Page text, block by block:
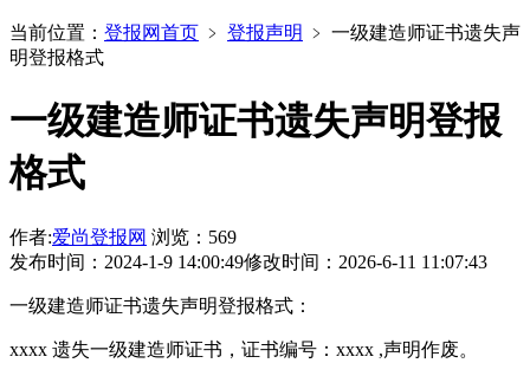
当前位置： 登报网首页 ﹥ 登报声明 ﹥ 一级建造师证书遗失声
明登报格式
一级建造师证书遗失声明登报
格式
作者:爱尚登报网 浏览：569
发布时间：2024-1-9 14:00:49修改时间：2026-6-11 11:07:43
一级建造师证书遗失声明登报格式：
xxxx 遗失一级建造师证书，证书编号：xxxx ,声明作废。